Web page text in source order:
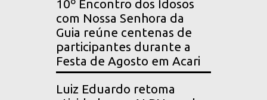
10º Encontro dos Idosos
com Nossa Senhora da
Guia reúne centenas de
participantes durante a
Festa de Agosto em Acari
Luiz Eduardo retoma